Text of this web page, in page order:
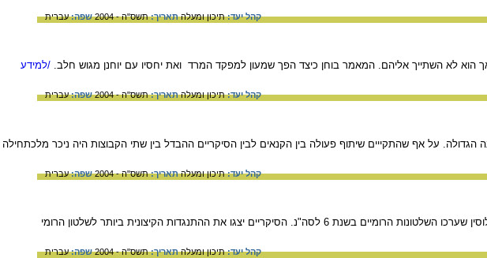
קהל יעד:תיכון ומעלהתאריך:תשס"ה - 2004 שפה:עברית
הוא לא השתייך אליהם. המאמר בוחן כיצד הפך שמעון למפקד המרד ואת יחסיו עם יוחנן מגוש חלב. /למידע
קהל יעד:תיכון ומעלהתאריך:תשס"ה - 2004 שפה:עברית
הגדולה. על אף שהתקייים שיתוף פעולה בין הקנאים לבין הסיקריים ההבדל בין שתי הקבוצות היה ניכר מלכתחילה
קהל יעד:תיכון ומעלהתאריך:תשס"ה - 2004 שפה:עברית
על צמיחתה של קבוצת הסיקריים על פי יוסף בן מתתיהו על רקע מיפקד האוכלוסין שערכו השלטונות הרומיים בשנת 6 לסה"נ. הסיקריים יצגו את ההתנגדות הקיצונית ביותר לשלטון הרומי
קהל יעד:תיכון ומעלהתאריך:תשס"ה - 2004 שפה:עברית